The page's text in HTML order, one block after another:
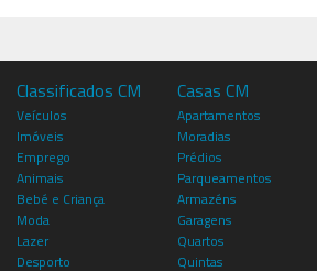
Classificados CM
Veículos
Imóveis
Emprego
Animais
Bebé e Criança
Moda
Lazer
Desporto
Casas CM
Apartamentos
Moradias
Prédios
Parqueamentos
Armazéns
Garagens
Quartos
Quintas